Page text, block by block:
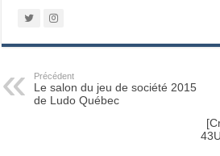
Précédent
Le salon du jeu de société 2015
de Ludo Québec